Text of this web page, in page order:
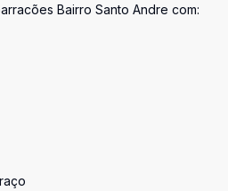
Bairro Santo Andre com: